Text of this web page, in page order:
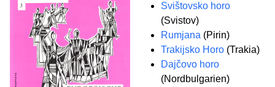
Svištovsko horo
(Svistov)
Rumjana (Pirin)
Trakijsko Horo (Trakia)
Dajčovo horo
(Nordbulgarien)